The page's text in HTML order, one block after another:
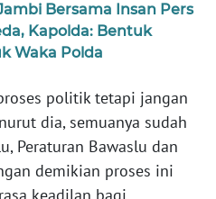
Bersama Insan Pers
Kapolda: Bentuk
Waka Polda
politik tetapi jangan
dia, semuanya sudah
Peraturan Bawaslu dan
demikian proses ini